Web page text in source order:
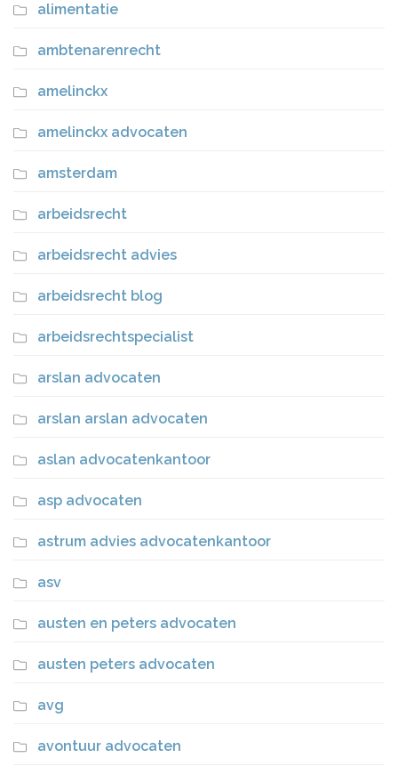
alimentatie
ambtenarenrecht
amelinckx
amelinckx advocaten
amsterdam
arbeidsrecht
arbeidsrecht advies
arbeidsrecht blog
arbeidsrechtspecialist
arslan advocaten
arslan arslan advocaten
aslan advocatenkantoor
asp advocaten
astrum advies advocatenkantoor
asv
austen en peters advocaten
austen peters advocaten
avg
avontuur advocaten